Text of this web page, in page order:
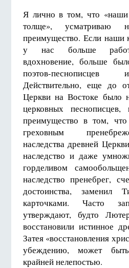
Я лично в том, что
толще», усматриваю
преимущество. Если наши
у нас больше
вдохновение, больше
поэтов-песнописцев
Действительно, еще до
Церкви на Востоке было
церковных
преимущество в том,
греховным
наследства древней
наследство и даже
горделивом
наследство пренебрег,
достоинства, заменил
карточками. Часто
утверждают, будто
восстановили истинное
Затея «восстановления
убеждению, может
крайней нелепостью.